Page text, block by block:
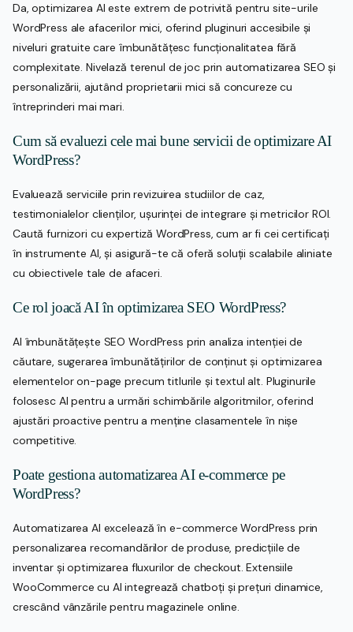
Da, optimizarea AI este extrem de potrivită pentru site-urile
WordPress ale afacerilor mici, oferind pluginuri accesibile și
niveluri gratuite care îmbunătățesc funcționalitatea fără
complexitate. Nivelază terenul de joc prin automatizarea SEO și
personalizării, ajutând proprietarii mici să concureze cu
întreprinderi mai mari.
Cum să evaluezi cele mai bune servicii de optimizare AI
WordPress?
Evaluează serviciile prin revizuirea studiilor de caz,
testimonialelor clienților, ușurinței de integrare și metricilor ROI.
Caută furnizori cu expertiză WordPress, cum ar fi cei certificați
în instrumente AI, și asigură-te că oferă soluții scalabile aliniate
cu obiectivele tale de afaceri.
Ce rol joacă AI în optimizarea SEO WordPress?
AI îmbunătățește SEO WordPress prin analiza intenției de
căutare, sugerarea îmbunătățirilor de conținut și optimizarea
elementelor on-page precum titlurile și textul alt. Pluginurile
folosesc AI pentru a urmări schimbările algoritmilor, oferind
ajustări proactive pentru a menține clasamentele în nișe
competitive.
Poate gestiona automatizarea AI e-commerce pe
WordPress?
Automatizarea AI excelează în e-commerce WordPress prin
personalizarea recomandărilor de produse, predicțiile de
inventar și optimizarea fluxurilor de checkout. Extensiile
WooCommerce cu AI integrează chatboți și prețuri dinamice,
crescând vânzările pentru magazinele online.